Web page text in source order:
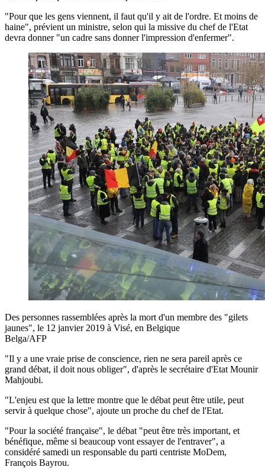
"Pour que les gens viennent, il faut qu'il y ait de l'ordre. Et moins de
haine", prévient un ministre, selon qui la missive du chef de l'Etat
devra donner "un cadre sans donner l'impression d'enfermer".
Des personnes rassemblées après la mort d'un membre des "gilets
jaunes", le 12 janvier 2019 à Visé, en Belgique
Belga/AFP
"Il y a une vraie prise de conscience, rien ne sera pareil après ce
grand débat, il doit nous obliger", d'après le secrétaire d'Etat Mounir
Mahjoubi.
"L'enjeu est que la lettre montre que le débat peut être utile, peut
servir à quelque chose", ajoute un proche du chef de l'Etat.
"Pour la société française", le débat "peut être très important, et
bénéfique, même si beaucoup vont essayer de l'entraver", a
considéré samedi un responsable du parti centriste MoDem,
François Bayrou.